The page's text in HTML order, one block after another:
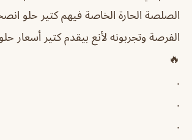
الصلصة الحارة الخاصة فيهم كتير حلو
الفرصة وتجربونه لأنع بيقدم كتير أسعار
🔥
.
.
.